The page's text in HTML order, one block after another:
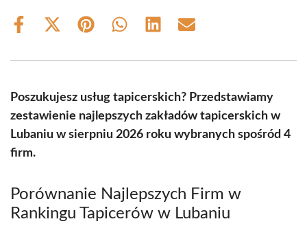
Share
Share
(Twitter)
Share Share Share Share
Poszukujesz usług tapicerskich? Przedstawiamy
zestawienie najlepszych zakładów tapicerskich w
Lubaniu w sierpniu 2026 roku wybranych spośród 4
firm.
Porównanie Najlepszych Firm w
Rankingu Tapicerów w Lubaniu